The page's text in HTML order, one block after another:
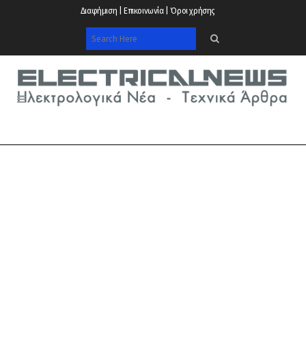
Διαφήμιση | Επικοινωνία | Όροι χρήσης